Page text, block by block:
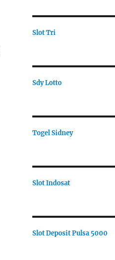
Slot Tri
Sdy Lotto
Togel Sidney
Slot Indosat
Slot Deposit Pulsa 5000